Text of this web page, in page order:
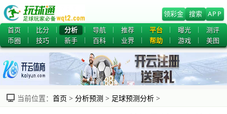
领彩金 搜索
APP
首页
比分 分析 导航 推荐 平台 曝光
测评
币圈
技巧 新手 百科 业界 帮助 游戏 美图
当前位置： 首页 > 分析预测 > 足球预测分析 >